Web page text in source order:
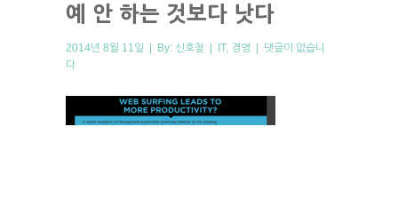
예 안 하는 것보다 낫다
2014년 8월 11일 | By: 신호철 | IT, 경영 | 댓글이 없습니
다